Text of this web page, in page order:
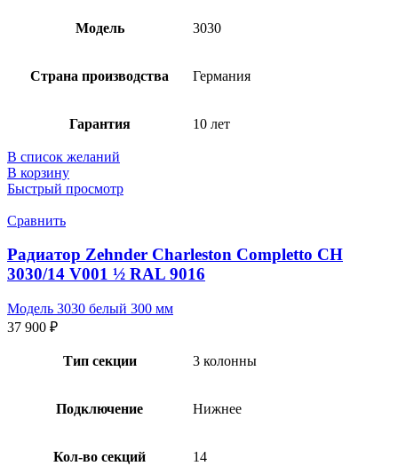
Модель 3030
Страна производства Германия
Гарантия 10 лет
В список желаний
В корзину
Быстрый просмотр
Сравнить
Радиатор Zehnder Charleston Completto CH
3030/14 V001 ½ RAL 9016
Модель 3030 белый 300 мм
37 900 ₽
Тип секции 3 колонны
Подключение Нижнее
Кол-во секций 14